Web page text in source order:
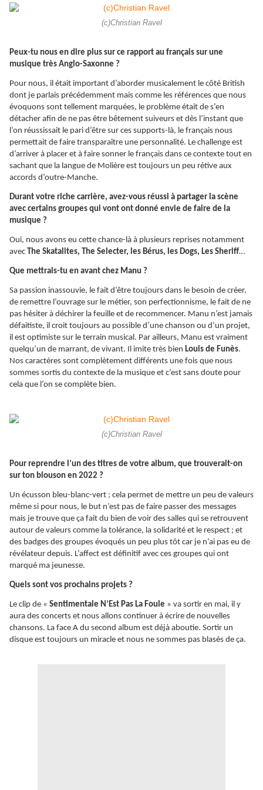
(c)Christian Ravel
Peux-tu nous en dire plus sur ce rapport au français sur une
musique très Anglo-Saxonne ?
Pour nous, il était important d’aborder musicalement le côté British
dont je parlais précédemment mais comme les références que nous
évoquons sont tellement marquées, le problème était de s’en
détacher afin de ne pas être bêtement suiveurs et dès l’instant que
l’on réussissait le pari d’être sur ces supports-là, le français nous
permettait de faire transparaître une personnalité. Le challenge est
d’arriver à placer et à faire sonner le français dans ce contexte tout en
sachant que la langue de Molière est toujours un peu rétive aux
accords d’outre-Manche.
Durant votre riche carrière, avez-vous réussi à partager la scène
avec certains groupes qui vont ont donné envie de faire de la
musique ?
Oui, nous avons eu cette chance-là à plusieurs reprises notamment
avec The Skatalites, The Selecter, les Bérus, les Dogs, Les Sheriff…
Que mettrais-tu en avant chez Manu ?
Sa passion inassouvie, le fait d’être toujours dans le besoin de créer,
de remettre l’ouvrage sur le métier, son perfectionnisme, le fait de ne
pas hésiter à déchirer la feuille et de recommencer. Manu n’est jamais
défaitiste, il croit toujours au possible d’une chanson ou d’un projet,
il est optimiste sur le terrain musical. Par ailleurs, Manu est vraiment
quelqu’un de marrant, de vivant. Il imite très bien Louis de Funès.
Nos caractères sont complètement différents une fois que nous
sommes sortis du contexte de la musique et c’est sans doute pour
cela que l’on se complète bien.
(c)Christian Ravel
Pour reprendre l’un des titres de votre album, que trouverait-on
sur ton blouson en 2022 ?
Un écusson bleu-blanc-vert ; cela permet de mettre un peu de valeurs
même si pour nous, le but n’est pas de faire passer des messages
mais je trouve que ça fait du bien de voir des salles qui se retrouvent
autour de valeurs comme la tolérance, la solidarité et le respect ; et
des badges des groupes évoqués un peu plus tôt car je n’ai pas eu de
révélateur depuis. L’affect est définitif avec ces groupes qui ont
marqué ma jeunesse.
Quels sont vos prochains projets ?
Le clip de « Sentimentale N’Est Pas La Foule » va sortir en mai, il y
aura des concerts et nous allons continuer à écrire de nouvelles
chansons. La face A du second album est déjà aboutie. Sortir un
disque est toujours un miracle et nous ne sommes pas blasés de ça.